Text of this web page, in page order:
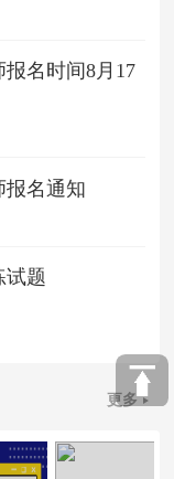
名时间8月17
报名通知
试题
更多